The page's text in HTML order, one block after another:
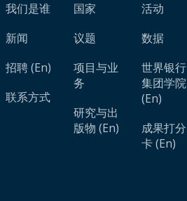
我们是谁
新闻
招聘 (En)
联系方式
国家
议题
项目与业
务
研究与出
版物 (En)
活动
数据
世界银行
集团学院
(En)
成果打分
卡 (En)